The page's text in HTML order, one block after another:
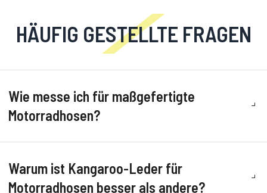
HÄUFIG GESTELLTE FRAGEN
Wie messe ich für maßgefertigte
Motorradhosen?
Warum ist Kangaroo-Leder für
Motorradhosen besser als andere?